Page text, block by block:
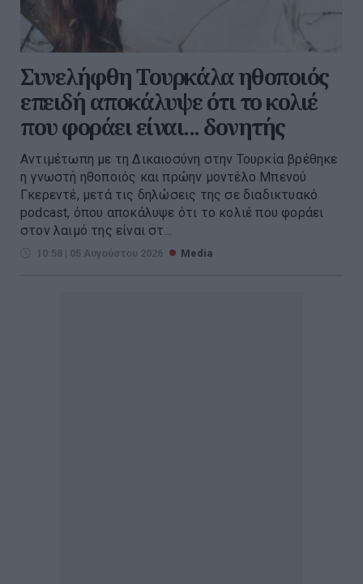
Συνελήφθη Τουρκάλα ηθοποιός
επειδή αποκάλυψε ότι το κολιέ
που φοράει είναι... δονητής
Αντιμέτωπη με τη Δικαιοσύνη στην Τουρκία βρέθηκε
η γνωστή ηθοποιός και πρώην μοντέλο Μπενού
Γκερεντέ, μετά τις δηλώσεις της σε διαδικτυακό
podcast, όπου αποκάλυψε ότι το κολιέ που φοράει
στον λαιμό της είναι στ...
10:58 | 05 Αυγούστου 2026 Media